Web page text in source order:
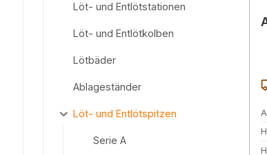
Löt- und Entlötstationen
Löt- und Entlötkolben
Lötbäder
Ablageständer
Löt- und Entlötspitzen
Serie A